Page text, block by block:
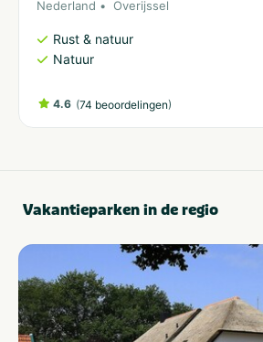
Nederland Overijssel
Rust & natuur
Natuur
4.6 (74 beoordelingen)
Vakantieparken in de regio